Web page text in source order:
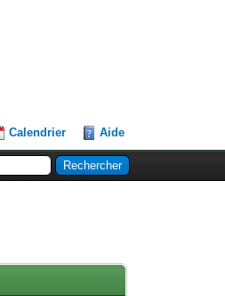
Calendrier Aide